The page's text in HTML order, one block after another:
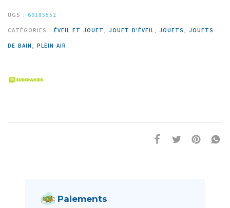
UGS : 69185552
CATÉGORIES : ÉVEIL ET JOUET , JOUET D'ÉVEIL, JOUETS , JOUETS
DE BAIN , PLEIN AIR
Paiements